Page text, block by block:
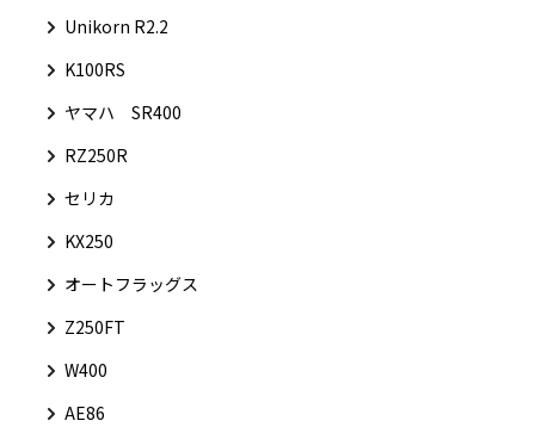
Unikorn R2.2
K100RS
ヤマハ SR400
RZ250R
セリカ
KX250
オートフラッグス
Z250FT
W400
AE86